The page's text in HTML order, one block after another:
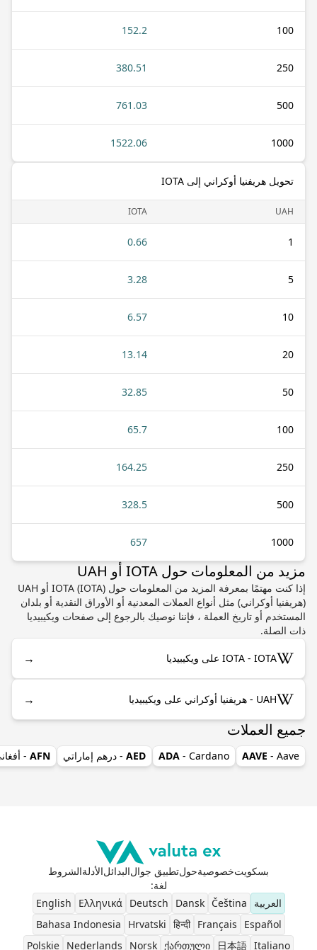
100
152.2
250
380.51
500
761.03
1000
1522.06
تحويل هريفنيا أوكراني إلى IOTA
UAH
IOTA
1
0.66
5
3.28
10
6.57
20
13.14
50
32.85
100
65.7
250
164.25
500
328.5
1000
657
مزيد من المعلومات حول IOTA أو UAH
إذا كنت مهتمًا بمعرفة المزيد من المعلومات حول IOTA (IOTA) أو UAH
(هريفنيا أوكراني) مثل أنواع العملات المعدنية أو الأوراق النقدية أو بلدان
المستخدم أو تاريخ العملة ، فإننا نوصيك بالرجوع إلى صفحات ويكيبيديا
ذات الصلة.
IOTA - IOTA على ويكيبيديا →
UAH - هريفنيا أوكراني على ويكيبيديا →
جميع العملات
AAVE - Aave
ADA - Cardano
AED - درهم إماراتي AFN
-
بسكويتخصوصيةحولتطبيق جوالالبدائلالأدلةالشروط
لغة:
العربية
Čeština
Dansk
Deutsch
Ελληνικά
English
Español
Français
हिन्दी
Hrvatski
Bahasa Indonesia
Italiano
日本語
ქართული
Norsk
Nederlands
Polskie